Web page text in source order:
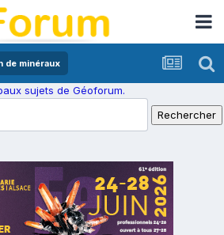
de minéraux
sujets de Géoforum.